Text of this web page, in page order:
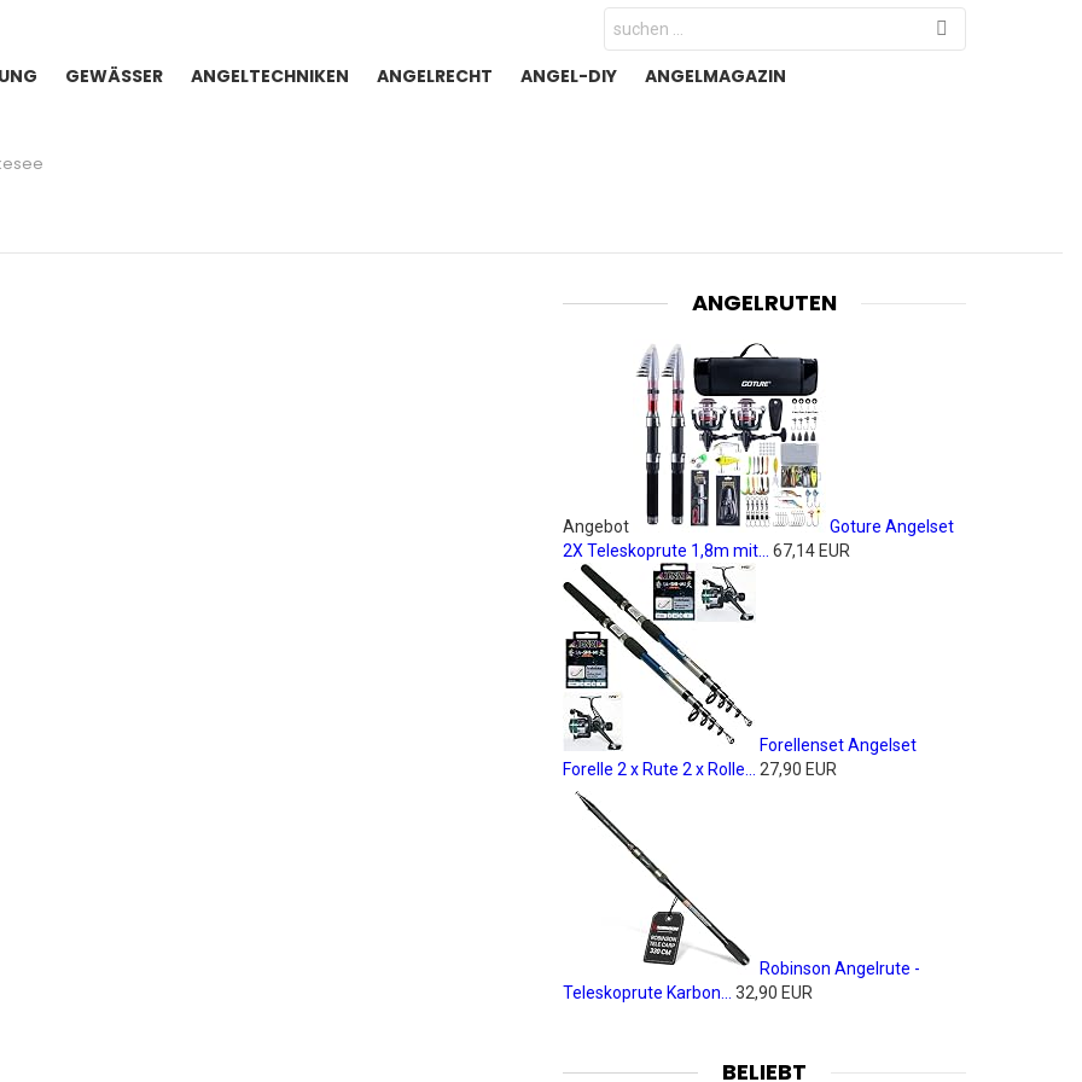
Search
for:
GEWÄSSER ANGELTECHNIKEN ANGELRECHT ANGEL-DIY
ANGELMAGAZIN
ANGELRUTEN
Angebot
Goture Angelset
2X Teleskoprute 1,8m mit...
67,14 EUR
Forellenset Angelset
Forelle 2 x Rute 2 x Rolle...
27,90 EUR
Robinson Angelrute -
Teleskoprute Karbon...
32,90 EUR
BELIEBT